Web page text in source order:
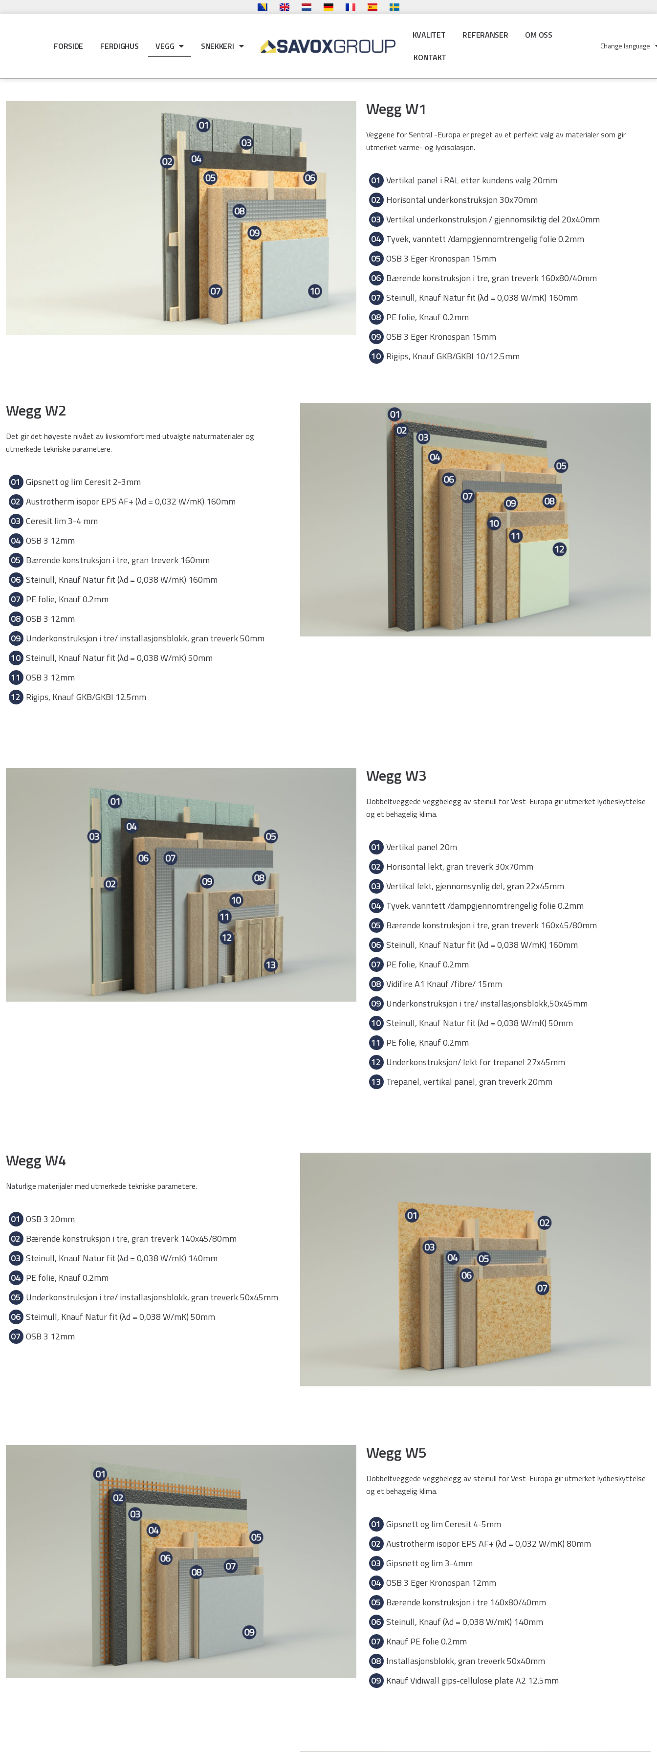
FORSIDE FERDIGHUS VEGG SNEKKERI
KVALITET REFERANSER
OM OSS
KONTAKT
Change language
Wegg W1
Veggene for Sentral -Europa er preget av et perfekt valg av materialer som gir
utmerket varme- og lydisolasjon.
01 Vertikal panel i RAL etter kundens valg 20mm
02 Horisontal underkonstruksjon 30x70mm
03 Vertikal underkonstruksjon / gjennomsiktig del 20x40mm
04 Tyvek, vanntett /dampgjennomtrengelig folie 0.2mm
05 OSB 3 Eger Kronospan 15mm
06 Bærende konstruksjon i tre, gran treverk 160x80/40mm
07 Steinull, Knauf Natur fit (λd = 0,038 W/mK) 160mm
08 PE folie, Knauf 0.2mm
09 OSB 3 Eger Kronospan 15mm
10 Rigips, Knauf GKB/GKBI 10/12.5mm
Wegg W2
Det gir det høyeste nivået av livskomfort med utvalgte naturmaterialer og
utmerkede tekniske parametere.
01 Gipsnett og lim Ceresit 2-3mm
02 Austrotherm isopor EPS AF+ (λd = 0,032 W/mK) 160mm
03 Ceresit lim 3-4 mm
04 OSB 3 12mm
05 Bærende konstruksjon i tre, gran treverk 160mm
06 Steinull, Knauf Natur fit (λd = 0,038 W/mK) 160mm
07 PE folie, Knauf 0.2mm
08 OSB 3 12mm
09 Underkonstruksjon i tre/ installasjonsblokk, gran treverk 50mm
10 Steinull, Knauf Natur fit (λd = 0,038 W/mK) 50mm
11 OSB 3 12mm
12 Rigips, Knauf GKB/GKBI 12.5mm
Wegg W3
Dobbeltveggede veggbelegg av steinull for Vest-Europa gir utmerket lydbeskyttelse
og et behagelig klima.
01 Vertikal panel 20m
02 Horisontal lekt, gran treverk 30x70mm
03 Vertikal lekt, gjennomsynlig del, gran 22x45mm
04 Tyvek. vanntett /dampgjennomtrengelig folie 0.2mm
05 Bærende konstruksjon i tre, gran treverk 160x45/80mm
06 Steinull, Knauf Natur fit (λd = 0,038 W/mK) 160mm
07 PE folie, Knauf 0.2mm
08 Vidifire A1 Knauf /fibre/ 15mm
09 Underkonstruksjon i tre/ installasjonsblokk,50x45mm
10 Steinull, Knauf Natur fit (λd = 0,038 W/mK) 50mm
11 PE folie, Knauf 0.2mm
12 Underkonstruksjon/ lekt for trepanel 27x45mm
13 Trepanel, vertikal panel, gran treverk 20mm
Wegg W4
Naturlige materijaler med utmerkede tekniske parametere.
01 OSB 3 20mm
02 Bærende konstruksjon i tre, gran treverk 140x45/80mm
03 Steinull, Knauf Natur fit (λd = 0,038 W/mK) 140mm
04 PE folie, Knauf 0.2mm
05 Underkonstruksjon i tre/ installasjonsblokk, gran treverk 50x45mm
06 Steimull, Knauf Natur fit (λd = 0,038 W/mK) 50mm
07 OSB 3 12mm
Wegg W5
Dobbeltveggede veggbelegg av steinull for Vest-Europa gir utmerket lydbeskyttelse
og et behagelig klima.
01 Gipsnett og lim Ceresit 4-5mm
02 Austrotherm isopor EPS AF+ (λd = 0,032 W/mK) 80mm
03 Gipsnett og lim 3-4mm
04 OSB 3 Eger Kronospan 12mm
05 Bærende konstruksjon i tre 140x80/40mm
06 Steinull, Knauf (λd = 0,038 W/mK) 140mm
07 Knauf PE folie 0.2mm
08 Installasjonsblokk, gran treverk 50x40mm
09 Knauf Vidiwall gips-cellulose plate A2 12.5mm